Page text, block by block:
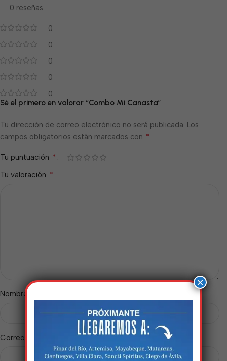
0 reseñas
0
0
0
0
0
Sé el primero en valorar “Combo Mi Canasta”
Tu dirección de correo electrónico no será publicada. Los
campos obligatorios están marcados con *
Tu puntuación *
Tu valoración *
Nombre
Correo electrónico
×